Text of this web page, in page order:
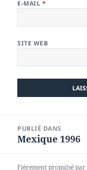
E-MAIL *
SITE WEB
l’article
PUBLIÉ DANS
Mexique 1996
Fièrement propulsé par